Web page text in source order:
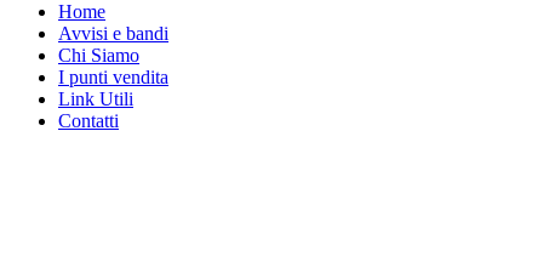
Home
Avvisi e bandi
Chi Siamo
I punti vendita
Link Utili
Contatti